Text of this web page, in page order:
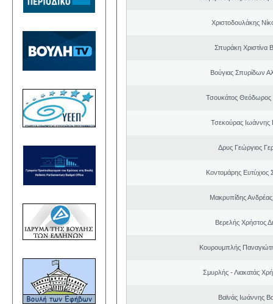
Χριστοδουλάκης
Σπυράκη Χριστίνα
Βούγιας Σπυρίδων
Τσουκάτος Θεόδωρος
Τσεκούρας Ιωάννης
Δρυς Γεώργιος
Κοντομάρης Ευτύχιος
Μακρυπίδης Ανδρέας
Βερελής Χρήστος
Κουρουμπλής
Σμυρλής - Λιακατάς
Βαϊνάς Ιωάννης